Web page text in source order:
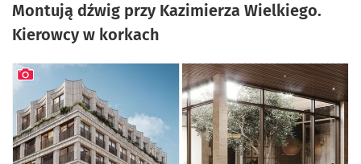
Montują dźwig przy Kazimierza Wielkiego.
Kierowcy w korkach